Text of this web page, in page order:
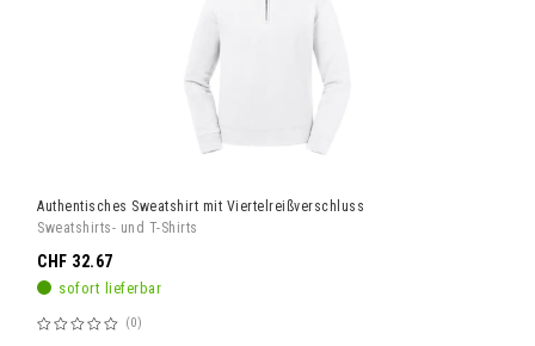
Authentisches Sweatshirt mit Viertelreißverschluss
Sweatshirts- und T-Shirts
sofort lieferbar
Bewertung:
0
CHF 32.67